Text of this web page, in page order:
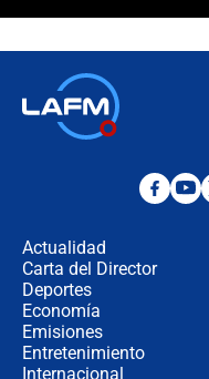
Actualidad
Carta del Director
Deportes
Economía
Emisiones
Entretenimiento
Internacional